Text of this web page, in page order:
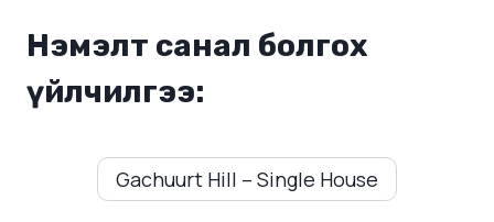
Нэмэлт санал болгох
үйлчилгээ:
Gachuurt Hill – Single House